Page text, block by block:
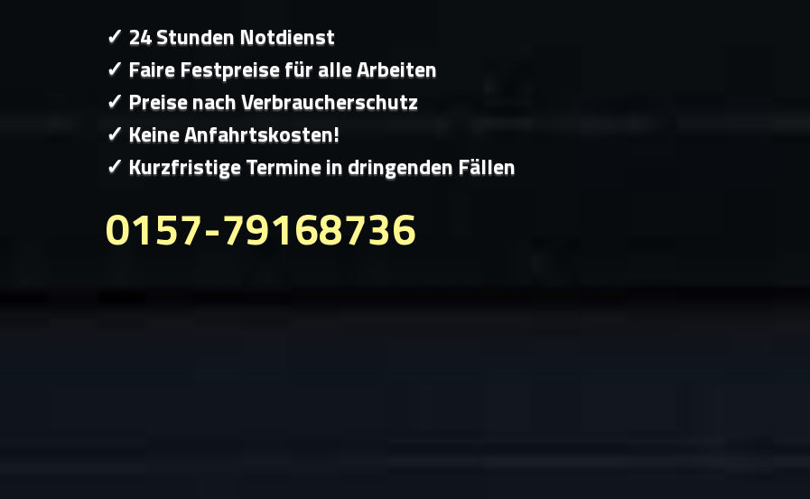
✓ 24 Stunden Notdienst
✓ Faire Festpreise für alle Arbeiten
✓ Preise nach Verbraucherschutz
✓ Keine Anfahrtskosten!
✓ Kurzfristige Termine in dringenden Fällen
0157-79168736